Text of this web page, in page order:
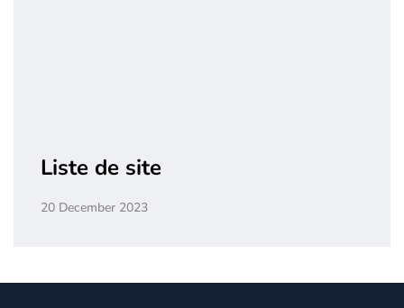
Liste de site
20 December 2023